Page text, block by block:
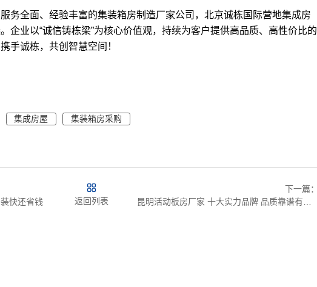
务全面、经验丰富的集装箱房制造厂家公司，北京诚栋国际营地集成房
企业以“诚信铸栋梁”为核心价值观，持续为客户提供高品质、高性价比的
手诚栋，共创智慧空间！
集成房屋 集装箱房采购
快还省钱
返回列表
下一篇：